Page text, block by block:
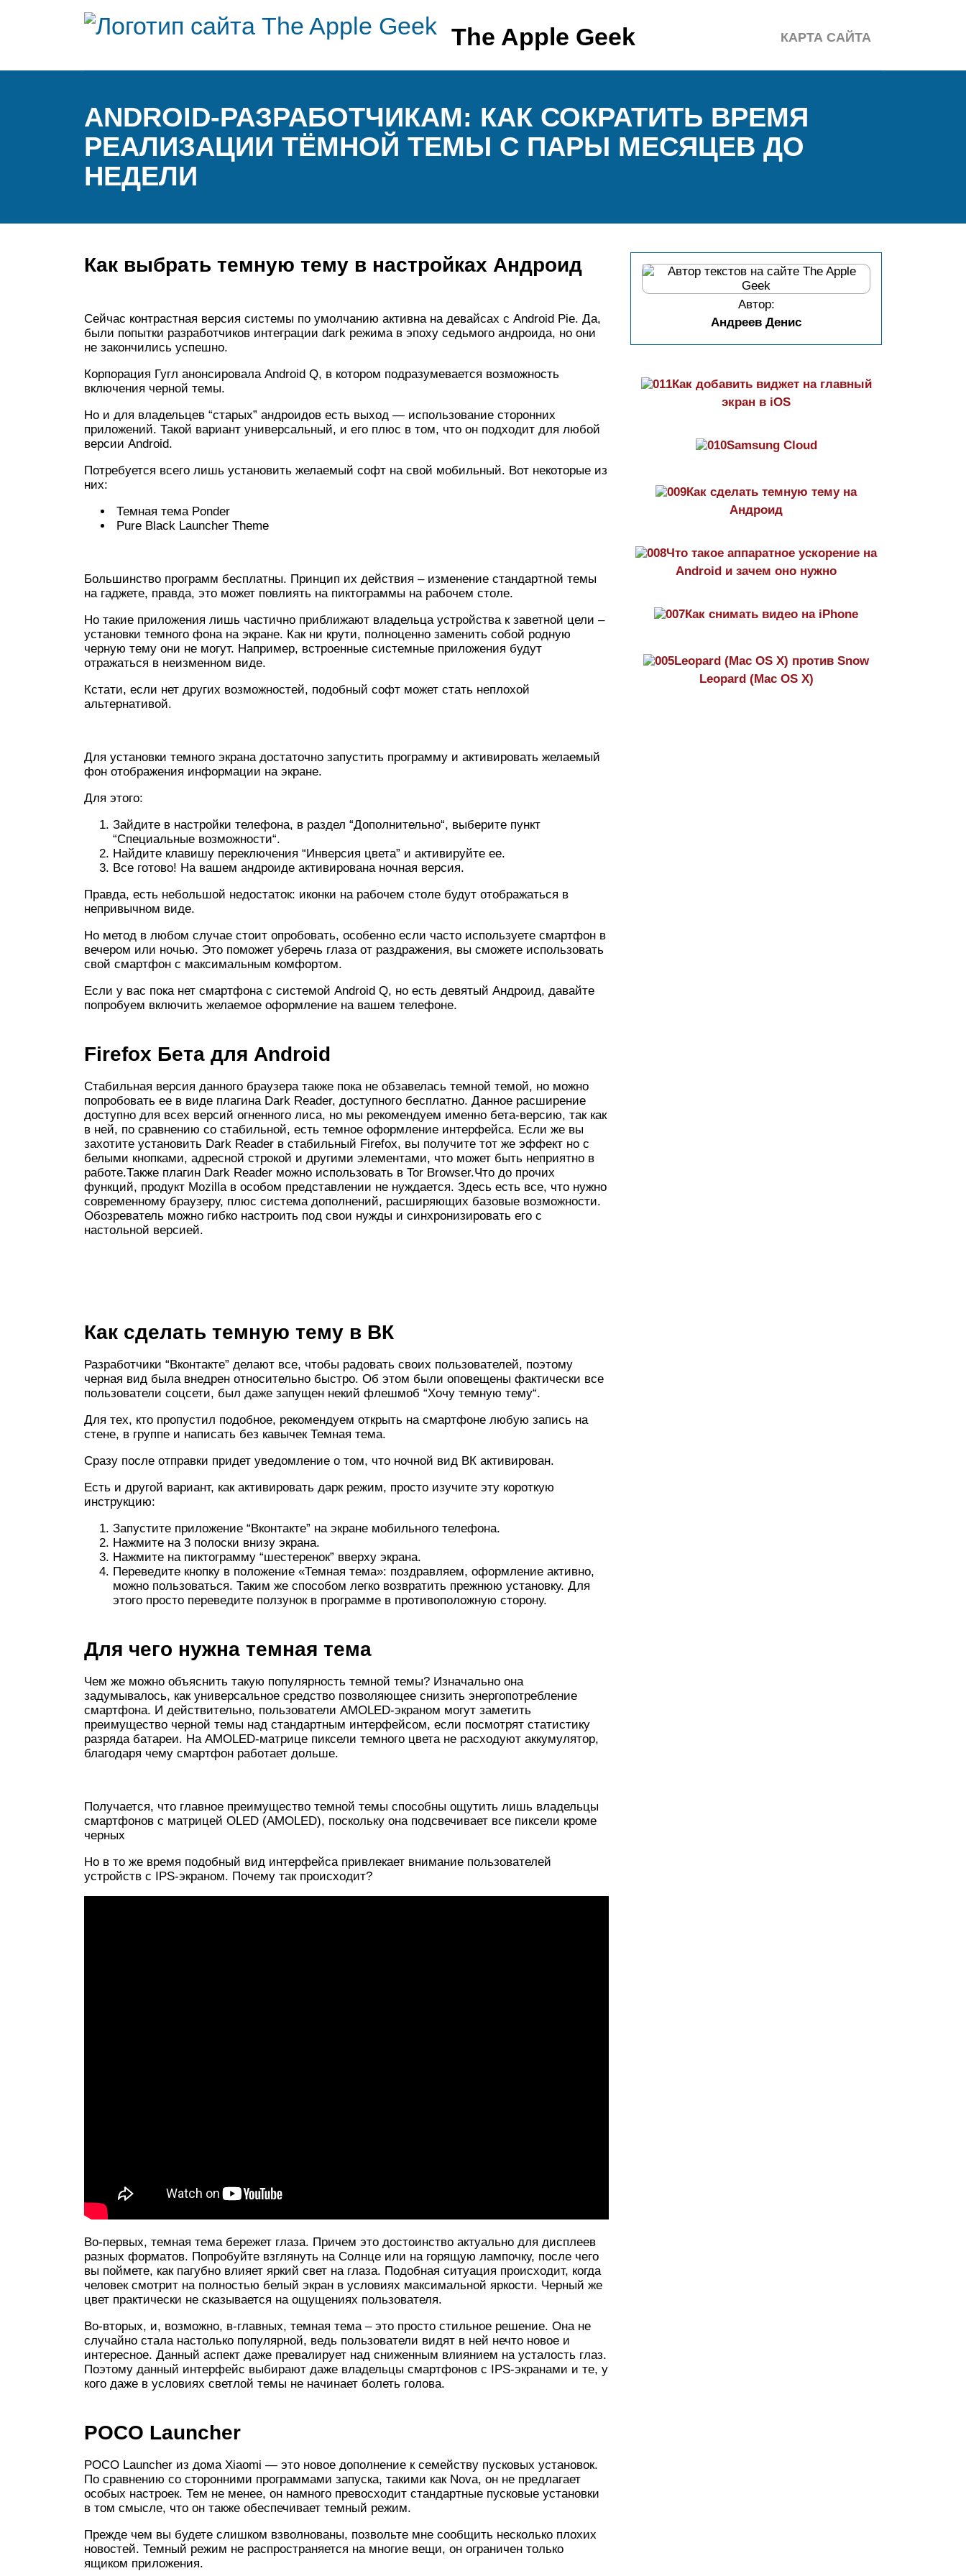
The Apple Geek КАРТА САЙТА
ANDROID-РАЗРАБОТЧИКАМ: КАК СОКРАТИТЬ ВРЕМЯ
РЕАЛИЗАЦИИ ТЁМНОЙ ТЕМЫ С ПАРЫ МЕСЯЦЕВ ДО
НЕДЕЛИ
Как выбрать темную тему в настройках Андроид
Сейчас контрастная версия системы по умолчанию активна на девайсах с Android Pie. Да,
были попытки разработчиков интеграции dark режима в эпоху седьмого андроида, но они
не закончились успешно.
Корпорация Гугл анонсировала Android Q, в котором подразумевается возможность
включения черной темы.
Но и для владельцев “старых” андроидов есть выход — использование сторонних
приложений. Такой вариант универсальный, и его плюс в том, что он подходит для любой
версии Android.
Потребуется всего лишь установить желаемый софт на свой мобильный. Вот некоторые из
них:
Темная тема Ponder
Pure Black Launcher Theme
Большинство программ бесплатны. Принцип их действия – изменение стандартной темы
на гаджете, правда, это может повлиять на пиктограммы на рабочем столе.
Но такие приложения лишь частично приближают владельца устройства к заветной цели –
установки темного фона на экране. Как ни крути, полноценно заменить собой родную
черную тему они не могут. Например, встроенные системные приложения будут
отражаться в неизменном виде.
Кстати, если нет других возможностей, подобный софт может стать неплохой
альтернативой.
Для установки темного экрана достаточно запустить программу и активировать желаемый
фон отображения информации на экране.
Для этого:
Зайдите в настройки телефона, в раздел “Дополнительно“, выберите пункт
“Специальные возможности“.
Найдите клавишу переключения “Инверсия цвета” и активируйте ее.
Все готово! На вашем андроиде активирована ночная версия.
Правда, есть небольшой недостаток: иконки на рабочем столе будут отображаться в
непривычном виде.
Но метод в любом случае стоит опробовать, особенно если часто используете смартфон в
вечером или ночью. Это поможет уберечь глаза от раздражения, вы сможете использовать
свой смартфон с максимальным комфортом.
Если у вас пока нет смартфона с системой Android Q, но есть девятый Андроид, давайте
попробуем включить желаемое оформление на вашем телефоне.
Firefox Бета для Android
Стабильная версия данного браузера также пока не обзавелась темной темой, но можно
попробовать ее в виде плагина Dark Reader, доступного бесплатно. Данное расширение
доступно для всех версий огненного лиса, но мы рекомендуем именно бета-версию, так как
в ней, по сравнению со стабильной, есть темное оформление интерфейса. Если же вы
захотите установить Dark Reader в стабильный Firefox, вы получите тот же эффект но с
белыми кнопками, адресной строкой и другими элементами, что может быть неприятно в
работе.Также плагин Dark Reader можно использовать в Tor Browser.Что до прочих
функций, продукт Mozilla в особом представлении не нуждается. Здесь есть все, что нужно
современному браузеру, плюс система дополнений, расширяющих базовые возможности.
Обозреватель можно гибко настроить под свои нужды и синхронизировать его с
настольной версией.
Как сделать темную тему в ВК
Разработчики “Вконтакте” делают все, чтобы радовать своих пользователей, поэтому
черная вид была внедрен относительно быстро. Об этом были оповещены фактически все
пользователи соцсети, был даже запущен некий флешмоб “Хочу темную тему“.
Для тех, кто пропустил подобное, рекомендуем открыть на смартфоне любую запись на
стене, в группе и написать без кавычек Темная тема.
Сразу после отправки придет уведомление о том, что ночной вид ВК активирован.
Есть и другой вариант, как активировать дарк режим, просто изучите эту короткую
инструкцию:
Запустите приложение “Вконтакте” на экране мобильного телефона.
Нажмите на 3 полоски внизу экрана.
Нажмите на пиктограмму “шестеренок” вверху экрана.
Переведите кнопку в положение «Темная тема»: поздравляем, оформление активно,
можно пользоваться. Таким же способом легко возвратить прежнюю установку. Для
этого просто переведите ползунок в программе в противоположную сторону.
Для чего нужна темная тема
Чем же можно объяснить такую популярность темной темы? Изначально она
задумывалось, как универсальное средство позволяющее снизить энергопотребление
смартфона. И действительно, пользователи AMOLED-экраном могут заметить
преимущество черной темы над стандартным интерфейсом, если посмотрят статистику
разряда батареи. На AMOLED-матрице пиксели темного цвета не расходуют аккумулятор,
благодаря чему смартфон работает дольше.
Получается, что главное преимущество темной темы способны ощутить лишь владельцы
смартфонов с матрицей OLED (AMOLED), поскольку она подсвечивает все пиксели кроме
черных
Но в то же время подобный вид интерфейса привлекает внимание пользователей
устройств с IPS-экраном. Почему так происходит?
Во-первых, темная тема бережет глаза. Причем это достоинство актуально для дисплеев
разных форматов. Попробуйте взглянуть на Солнце или на горящую лампочку, после чего
вы поймете, как пагубно влияет яркий свет на глаза. Подобная ситуация происходит, когда
человек смотрит на полностью белый экран в условиях максимальной яркости. Черный же
цвет практически не сказывается на ощущениях пользователя.
Во-вторых, и, возможно, в-главных, темная тема – это просто стильное решение. Она не
случайно стала настолько популярной, ведь пользователи видят в ней нечто новое и
интересное. Данный аспект даже превалирует над сниженным влиянием на усталость глаз.
Поэтому данный интерфейс выбирают даже владельцы смартфонов с IPS-экранами и те, у
кого даже в условиях светлой темы не начинает болеть голова.
POCO Launcher
POCO Launcher из дома Xiaomi — это новое дополнение к семейству пусковых установок.
По сравнению со сторонними программами запуска, такими как Nova, он не предлагает
особых настроек. Тем не менее, он намного превосходит стандартные пусковые установки
в том смысле, что он также обеспечивает темный режим.
Прежде чем вы будете слишком взволнованы, позвольте мне сообщить несколько плохих
новостей. Темный режим не распространяется на многие вещи, он ограничен только
ящиком приложения.
Автор:
Андреев Денис
Как добавить виджет на главный
экран в iOS
Samsung Cloud
Как сделать темную тему на
Aндроид
Что такое аппаратное ускорение на
Android и зачем оно нужно
Как снимать видео на iPhone
Leopard (Mac OS X) против Snow
Leopard (Mac OS X)